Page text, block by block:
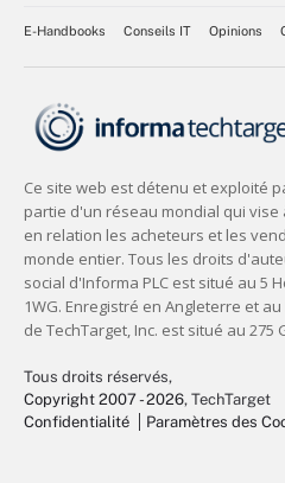
E-Handbooks Conseils IT Opinions
Tous droits réservés,
Copyright 2007 - 2026, TechTarget
Confidentialité
Paramètres des